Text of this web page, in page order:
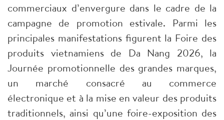
commerciaux d’envergure dans le cadre de la
campagne de promotion estivale. Parmi les
principales manifestations figurent la Foire des
produits vietnamiens de Da Nang 2026, la
Journée promotionnelle des grandes marques,
un marché consacré au commerce
électronique et à la mise en valeur des produits
traditionnels, ainsi qu’une foire-exposition des